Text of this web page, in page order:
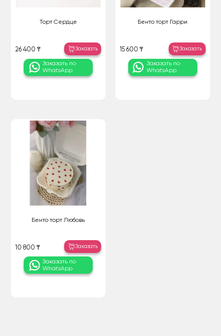
Торт Сердце
26 400 ₸ Заказать
Заказать по
WhatsApp
Бенто торт Гарри
15 600 ₸ Заказать
Заказать по
WhatsApp
Бенто торт Любовь
10 800 ₸ Заказать
Заказать по
WhatsApp